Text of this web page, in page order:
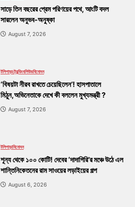
সাড়ে তিন বছরের প্রেম পরিণয়ের পথে, আংটি বদল
সারলেন অনুভব-অনুষ্কা
August 7, 2026
টলিপাড়াট্রেন্ডিংবলিউডবিনোদন
‘বিষয়টা নীরব রাখতে চেয়েছিলেন’! হাসপাতালে
মিঠুন,অভিনেতাকে দেখে কী বললেন মুখ্যমন্ত্রী ?
August 7, 2026
টলিপাড়াবিনোদন
শূন্য থেকে ১০০ কোটি! দেবের ‘দাদাগিরি’র মঞ্চে উঠে এল
শান্তিনিকেতনের রাম সাওয়ের লড়াইয়ের গল্প
August 6, 2026